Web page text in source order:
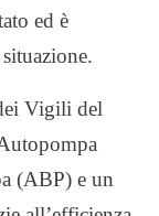
ed è
Vigili del
(ABP) e un